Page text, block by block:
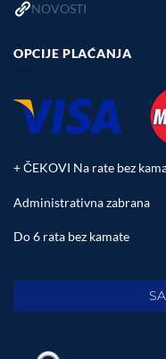
NOVOSTI
OPCIJE PLAĆANJA
+ ČEKOVI Na rate bez
Administrativna zabrana
Do 6 rata bez kamate